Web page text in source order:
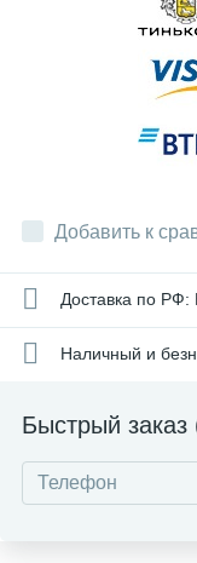
Добавить к
Доставка по РФ:
Наличный и
Быстрый